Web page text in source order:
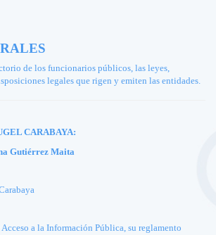
de los funcionarios públicos, las leyes,
legales que rigen y emiten las entidades.
CARABAYA:
Gutiérrez Maita
a la Información Pública, su reglamento